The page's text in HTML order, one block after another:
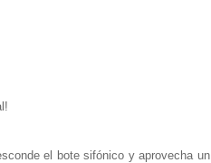
el bote sifónico y aprovecha un